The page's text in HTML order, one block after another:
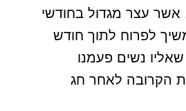
אשר עצר מגדול בחודשי
לפרוח לתוך חודש
נשים פעמנו
הקרובה לאחר חג